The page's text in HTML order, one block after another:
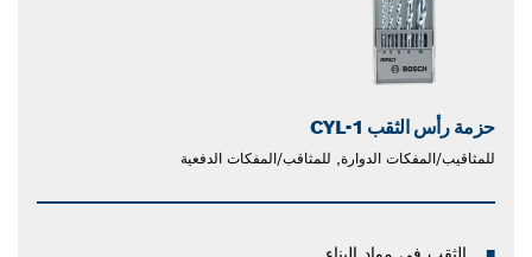
حزمة رأس الثقب CYL-1
للمثاقيب/المفكات الدوارة, للمثاقب/المفكات الدفعية